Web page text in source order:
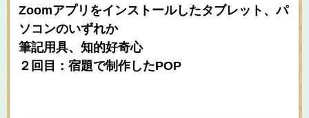
Zoomアプリをインストールしたタブレット、パ
ソコンのいずれか
筆記用具、知的好奇心
２回目：宿題で制作したPOP